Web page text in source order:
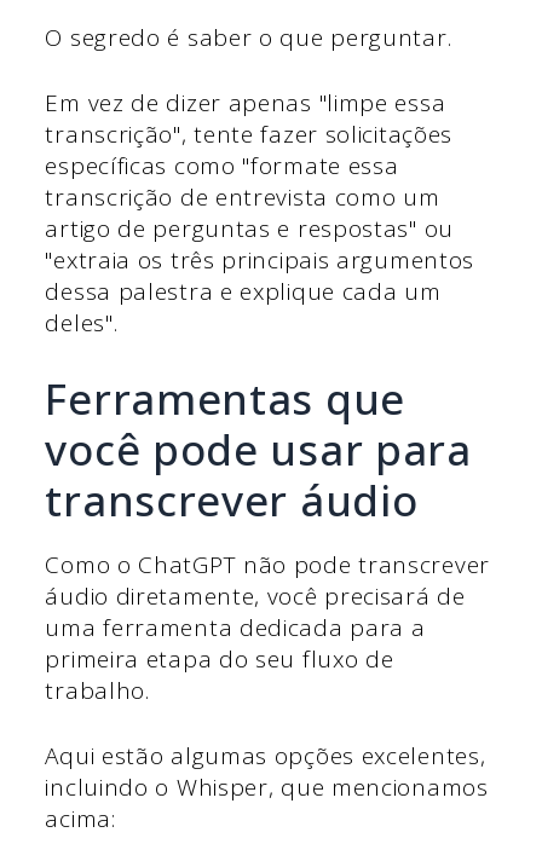
O segredo é saber o que perguntar.
Em vez de dizer apenas "limpe essa
transcrição", tente fazer solicitações
específicas como "formate essa
transcrição de entrevista como um
artigo de perguntas e respostas" ou
"extraia os três principais argumentos
dessa palestra e explique cada um
deles".
Ferramentas que
você pode usar para
transcrever áudio
Como o ChatGPT não pode transcrever
áudio diretamente, você precisará de
uma ferramenta dedicada para a
primeira etapa do seu fluxo de
trabalho.
Aqui estão algumas opções excelentes,
incluindo o Whisper, que mencionamos
acima: